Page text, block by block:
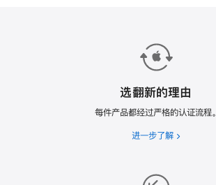
选翻新的理由
每件产品都经过严格的认证流程。
进一步了解 选